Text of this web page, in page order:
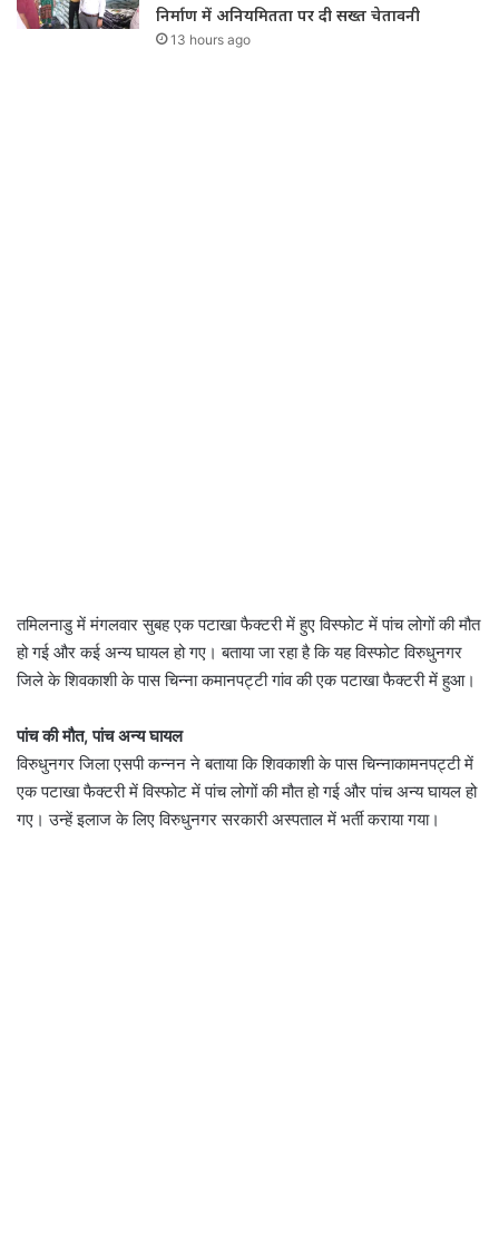
निर्माण में अनियमितता पर दी सख्त चेतावनी
13 hours ago
तमिलनाडु में मंगलवार सुबह एक पटाखा फैक्टरी में हुए विस्फोट में पांच लोगों की मौत
हो गई और कई अन्य घायल हो गए। बताया जा रहा है कि यह विस्फोट विरुधुनगर
जिले के शिवकाशी के पास चिन्ना कमानपट्टी गांव की एक पटाखा फैक्टरी में हुआ।
पांच की मौत, पांच अन्य घायल
विरुधुनगर जिला एसपी कन्नन ने बताया कि शिवकाशी के पास चिन्नाकामनपट्टी में
एक पटाखा फैक्टरी में विस्फोट में पांच लोगों की मौत हो गई और पांच अन्य घायल हो
गए। उन्हें इलाज के लिए विरुधुनगर सरकारी अस्पताल में भर्ती कराया गया।